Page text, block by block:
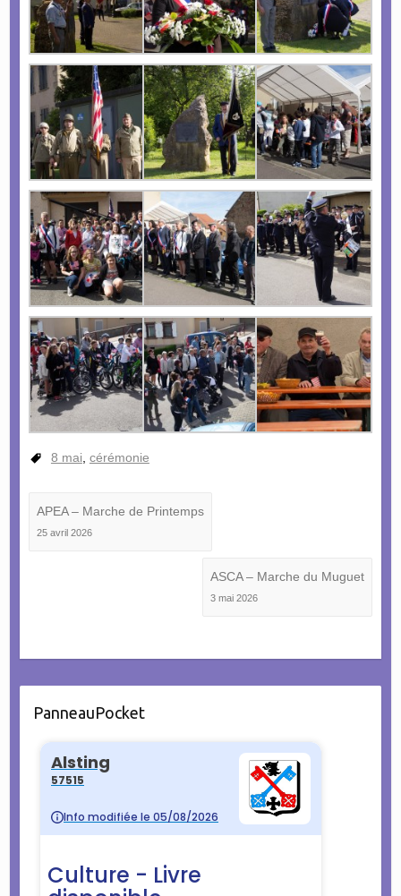
8 mai cérémonie
APEA – Marche de Printemps
25 avril 2026
ASCA – Marche du Muguet
3 mai 2026
PanneauPocket